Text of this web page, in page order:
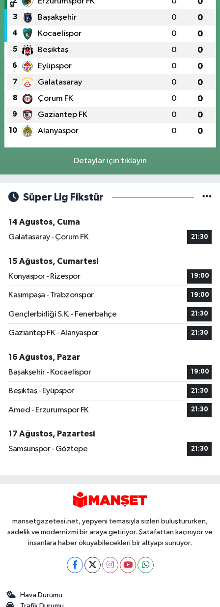
3 Başakşehir 0 0
4 Kocaelispor 0 0
5 Beşiktaş 0 0
6 Eyüpspor 0 0
7 Galatasaray 0 0
8 Çorum FK 0 0
9 Gaziantep FK 0 0
10 Alanyaspor 0 0
Detaylar için tıklayın
Süper Lig Fikstür
14 Ağustos, Cuma
Galatasaray - Çorum FK
21:30
15 Ağustos, Cumartesi
Konyaspor - Rizespor
19:00
Kasımpaşa - Trabzonspor 19:00
Gençlerbirliği S.K. - Fenerbahçe 21:30
Gaziantep FK - Alanyaspor 21:30
16 Ağustos, Pazar
Başakşehir - Kocaelispor
19:00
Beşiktaş - Eyüpspor 21:30
Amed - Erzurumspor FK 21:30
17 Ağustos, Pazartesi
Samsunspor - Göztepe
21:30
mansetgazetesi.net, yepyeni temasıyla sizleri buluştururken,
sadelik ve modernizmi bir araya getiriyor. Şatafattan kaçınıyor ve
insanlara haber okuyabilecekleri bir altyapı sunuyor.
Hava Durumu
Trafik Durumu